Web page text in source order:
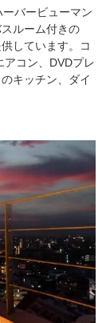
バービューマン
ルーム付きの
しています。コ
アコン、DVDプレ
キッチン、ダイ